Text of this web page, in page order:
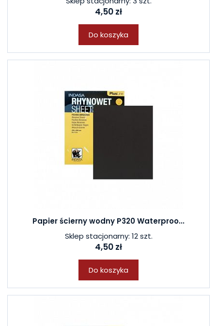
4,50 zł
Do koszyka
Papier ścierny wodny P320 Waterproo...
Sklep stacjonarny: 12 szt.
4,50 zł
Do koszyka